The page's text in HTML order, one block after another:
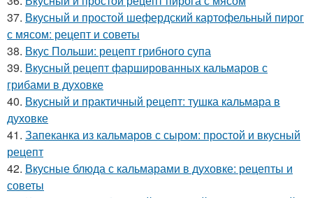
37. Вкусный и простой шефердский картофельный пирог
с мясом: рецепт и советы
38. Вкус Польши: рецепт грибного супа
39. Вкусный рецепт фаршированных кальмаров с
грибами в духовке
40. Вкусный и практичный рецепт: тушка кальмара в
духовке
41. Запеканка из кальмаров с сыром: простой и вкусный
рецепт
42. Вкусные блюда с кальмарами в духовке: рецепты и
советы